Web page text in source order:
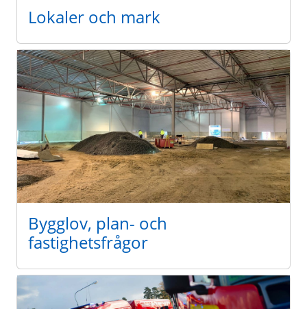
Lokaler och mark
Bygglov, plan- och
fastighetsfrågor